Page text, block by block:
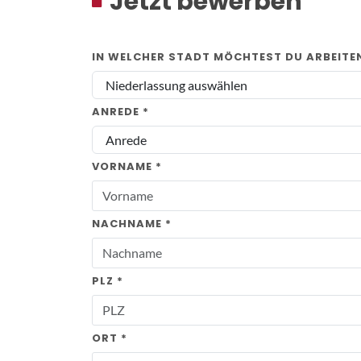
IN WELCHER STADT MÖCHTEST DU
ANREDE *
VORNAME *
NACHNAME *
PLZ *
ORT *